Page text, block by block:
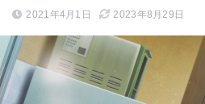
2021年4月1日 2023年8月29日